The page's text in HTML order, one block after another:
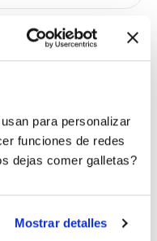
para personalizar
funciones de redes
dejas comer galletas?
Mostrar detalles
4
DESPUÉS